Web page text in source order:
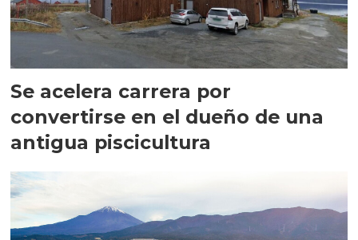
Se acelera carrera por
convertirse en el dueño de una
antigua piscicultura